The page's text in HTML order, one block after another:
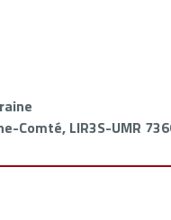
Comté, LIR3S-UMR